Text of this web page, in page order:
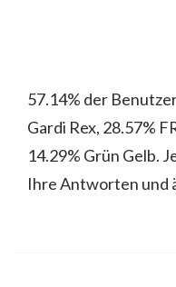
57.14% der
Gardi Rex, 28.57%
14.29% Grün Gelb.
Ihre Antworten und